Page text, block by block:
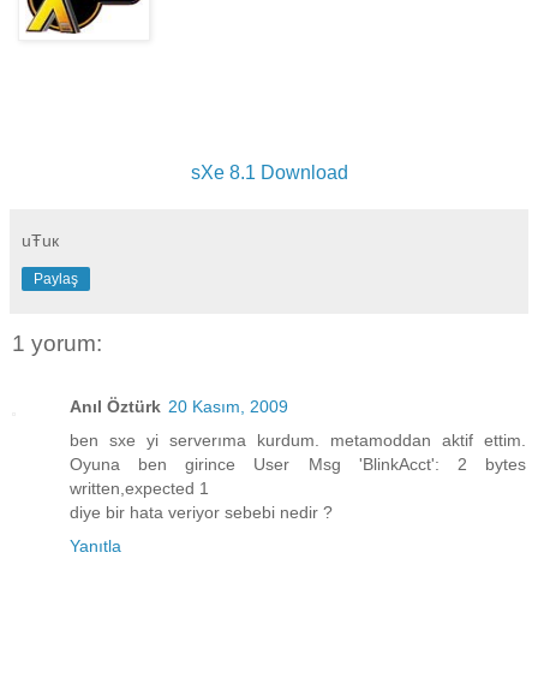
sXe 8.1 Download
uŦuк
Paylaş
1 yorum:
Anıl Öztürk 20 Kasım, 2009
ben sxe yi serverıma kurdum. metamoddan aktif ettim.
Oyuna ben girince User Msg 'BlinkAcct': 2 bytes
written,expected 1
diye bir hata veriyor sebebi nedir ?
Yanıtla